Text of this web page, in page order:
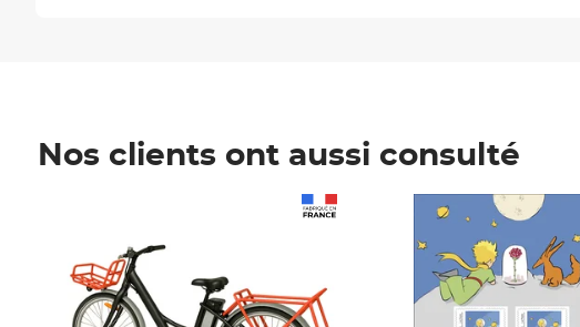
Nos clients ont aussi consulté
Prix 7,50€